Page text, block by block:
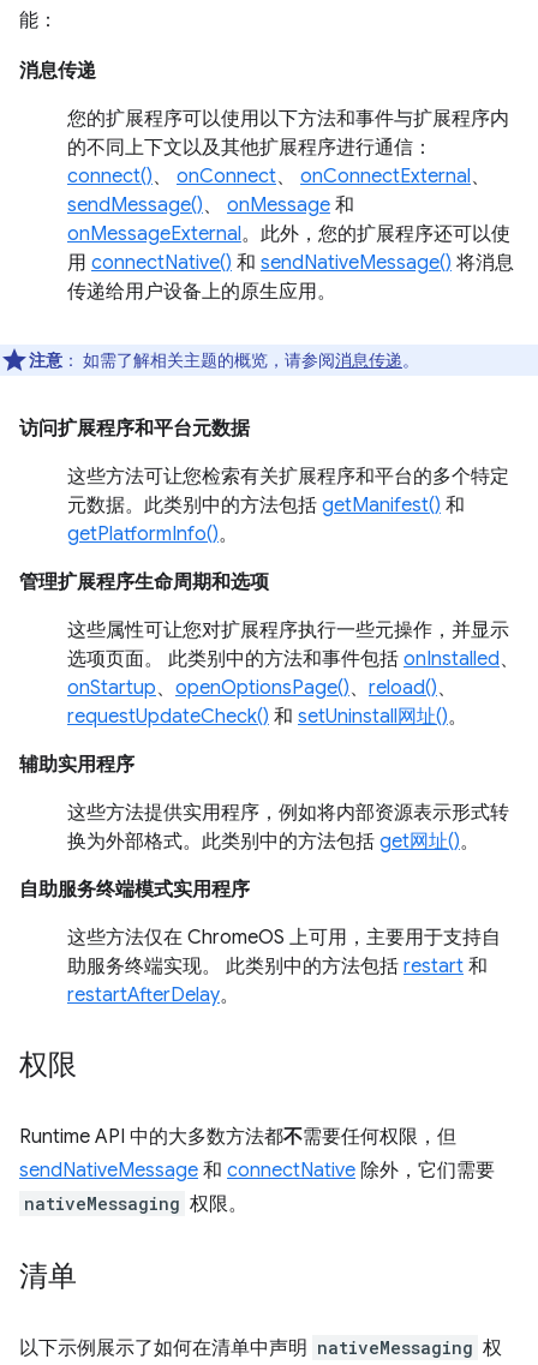
能：
消息传递
您的扩展程序可以使用以下方法和事件与扩展程序内
的不同上下文以及其他扩展程序进行通信：
connect()、 onConnect、 onConnectExternal、
sendMessage()、 onMessage 和
onMessageExternal。此外，您的扩展程序还可以使
用 connectNative() 和 sendNativeMessage() 将消息
传递给用户设备上的原生应用。
注意 ： 如需了解相关主题的概览，请参阅消息传递。
访问扩展程序和平台元数据
这些方法可让您检索有关扩展程序和平台的多个特定
元数据。此类别中的方法包括 getManifest() 和
getPlatformInfo()。
管理扩展程序生命周期和选项
这些属性可让您对扩展程序执行一些元操作，并显示
选项页面。 此类别中的方法和事件包括 onInstalled、
onStartup、 openOptionsPage()、 reload()、
requestUpdateCheck() 和 setUninstall网址()。
辅助实用程序
这些方法提供实用程序，例如将内部资源表示形式转
换为外部格式。此类别中的方法包括 get网址()。
自助服务终端模式实用程序
这些方法仅在 ChromeOS 上可用，主要用于支持自
助服务终端实现。 此类别中的方法包括 restart 和
restartAfterDelay。
权限
Runtime API 中的大多数方法都不需要任何权限，但
sendNativeMessage 和 connectNative 除外，它们需要
nativeMessaging 权限。
清单
以下示例展示了如何在清单中声明 nativeMessaging 权